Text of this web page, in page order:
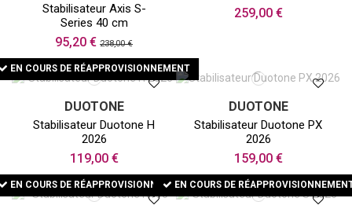
Stabilisateur Axis S-
Series 40 cm
95,20 € 238,00 €
259,00 €
EN COURS DE RÉAPPROVISIONNEMENT
DUOTONE
Stabilisateur Duotone H
2026
119,00 €
DUOTONE
Stabilisateur Duotone PX
2026
159,00 €
EN COURS DE RÉAPPROVISIONNEMENTEN COURS DE